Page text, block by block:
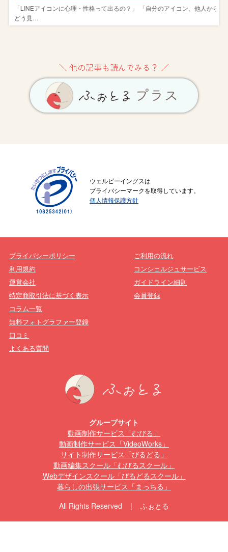
「LINEアイコンに心理・性格って出るの？」 「自分のアイコン、他人から
どう見…
＼ 他の記事も読んでみる？ ／
ウェルビーイングスは
プライバシーマークを取得しています。
個人情報保護方針
プライバシーポリシー
利用規約
運営会社
特定商取引法に基づく表示
ご利用の流れ
コンシェルジュサービス
ガイドライン細則
会員登録
コラム一覧
無料フォトグラファー登録
口コミ
よくある質問
グループサイト
動画制作サービス「むびる」
動画制作サービス「VideoWorks」
サイト制作サービス「びるどる」
動画編集スクール「むびるスクール」
Webデザインスクール「びるどるスクール」
暮らしの出張サービス「まっちる」
All Rights Reserved | ふぉとる